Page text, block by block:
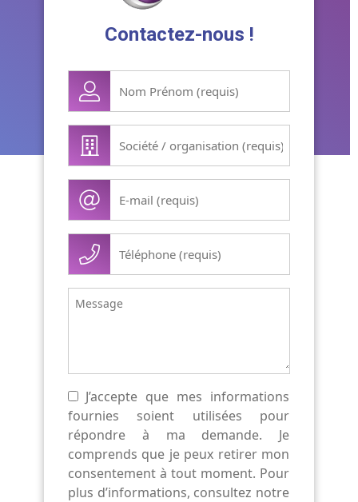
Contactez-nous !
Nom
prénom
Société
(Nécessaire)
mail
Téléphone
(Nécessaire)
Message
(Nécessaire)
J’accepte que mes informations
fournies soient utilisées pour
répondre à ma demande. Je
comprends que je peux retirer mon
consentement à tout moment. Pour
plus d’informations, consultez notre